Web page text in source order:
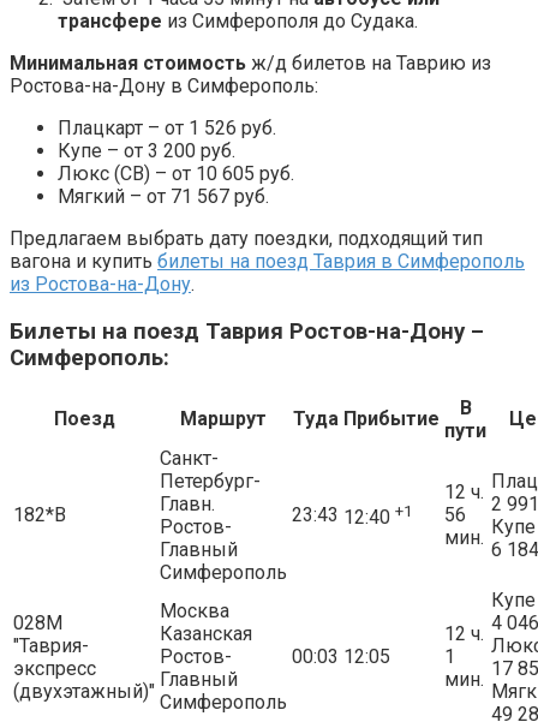
трансфере из Симферополя до Судака.
Минимальная стоимость ж/д билетов на Таврию из
Ростова-на-Дону в Симферополь:
Плацкарт – от 1 526 руб.
Купе – от 3 200 руб.
Люкс (СВ) – от 10 605 руб.
Мягкий – от 71 567 руб.
Предлагаем выбрать дату поездки, подходящий тип
вагона и купить билеты на поезд Таврия в Симферополь
из Ростова-на-Дону.
Билеты на поезд Таврия Ростов-на-Дону –
Симферополь:
Поезд Маршрут Туда Прибытие
В
пути
182*В
Санкт-
Петербург-
Главн.
Ростов-
Главный
Симферополь
23:43 12:40 +1
12 ч.
56
мин.
2 991
Купе
6 184
028М
"Таврия-
экспресс
(двухэтажный)"
Москва
Казанская
Ростов-
Главный
Симферополь
00:03 12:05
12 ч.
1
мин.
Купе
4 046
17
49